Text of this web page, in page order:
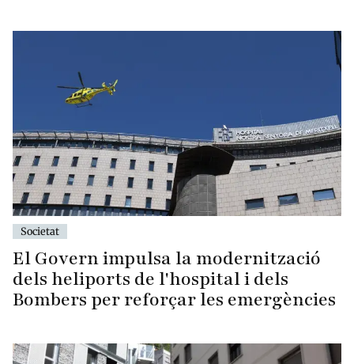
Societat
El Govern impulsa la modernització
dels heliports de l'hospital i dels
Bombers per reforçar les emergències